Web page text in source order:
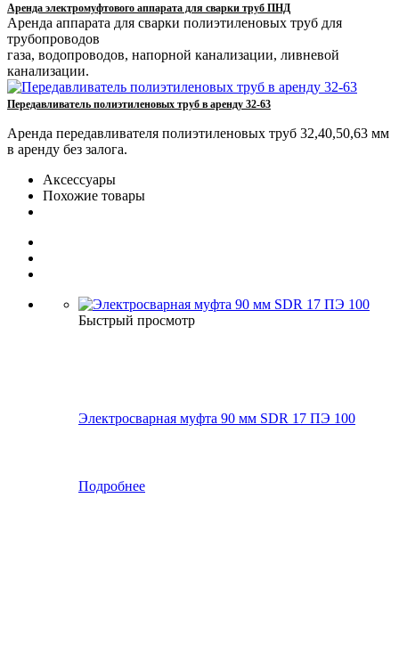
Аренда электромуфтового аппарата для сварки труб ПНД
Аренда аппарата для сварки полиэтиленовых труб для
трубопроводов
газа, водопроводов, напорной канализации, ливневой
канализации.
Передавливатель полиэтиленовых труб в аренду 32-63
Аренда передавливателя полиэтиленовых труб 32,40,50,63 мм
в аренду без залога.
Аксессуары
Похожие товары
Быстрый просмотр
Электросварная муфта 90 мм SDR 17 ПЭ 100
Подробнее